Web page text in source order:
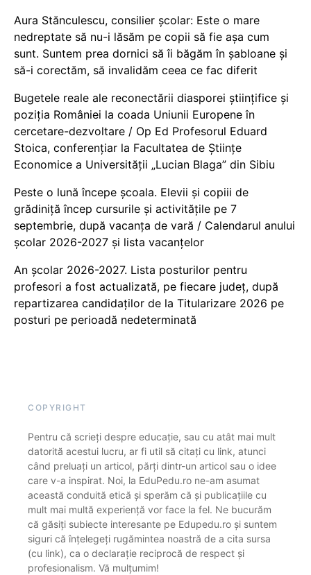
Aura Stănculescu, consilier școlar: Este o mare
nedreptate să nu-i lăsăm pe copii să fie așa cum
sunt. Suntem prea dornici să îi băgăm în șabloane și
să-i corectăm, să invalidăm ceea ce fac diferit
Bugetele reale ale reconectării diasporei științifice și
poziția României la coada Uniunii Europene în
cercetare-dezvoltare / Op Ed Profesorul Eduard
Stoica, conferențiar la Facultatea de Științe
Economice a Universității „Lucian Blaga” din Sibiu
Peste o lună începe școala. Elevii și copiii de
grădiniță încep cursurile și activitățile pe 7
septembrie, după vacanța de vară / Calendarul anului
școlar 2026-2027 și lista vacanțelor
An școlar 2026-2027. Lista posturilor pentru
profesori a fost actualizată, pe fiecare județ, după
repartizarea candidaților de la Titularizare 2026 pe
posturi pe perioadă nedeterminată
COPYRIGHT
Pentru că scrieți despre educație, sau cu atât mai mult
datorită acestui lucru, ar fi util să citați cu link, atunci
când preluați un articol, părți dintr-un articol sau o idee
care v-a inspirat. Noi, la EduPedu.ro ne-am asumat
această conduită etică și sperăm că și publicațiile cu
mult mai multă experiență vor face la fel. Ne bucurăm
că găsiți subiecte interesante pe Edupedu.ro și suntem
siguri că înțelegeți rugămintea noastră de a cita sursa
(cu link), ca o declarație reciprocă de respect și
profesionalism. Vă mulțumim!